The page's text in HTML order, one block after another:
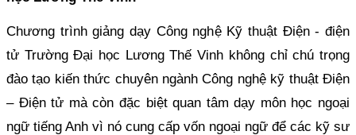
Chương trình giảng dạy Công nghệ Kỹ thuật Điện - điện
tử Trường Đại học Lương Thế Vinh không chỉ chú trọng
đào tạo kiến thức chuyên ngành Công nghệ kỹ thuật Điện
– Điện tử mà còn đặc biệt quan tâm dạy môn học ngoại
ngữ tiếng Anh vì nó cung cấp vốn ngoại ngữ để các kỹ sư